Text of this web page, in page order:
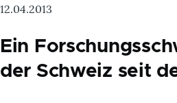
12.04.2013
Ein
der Schweiz seit